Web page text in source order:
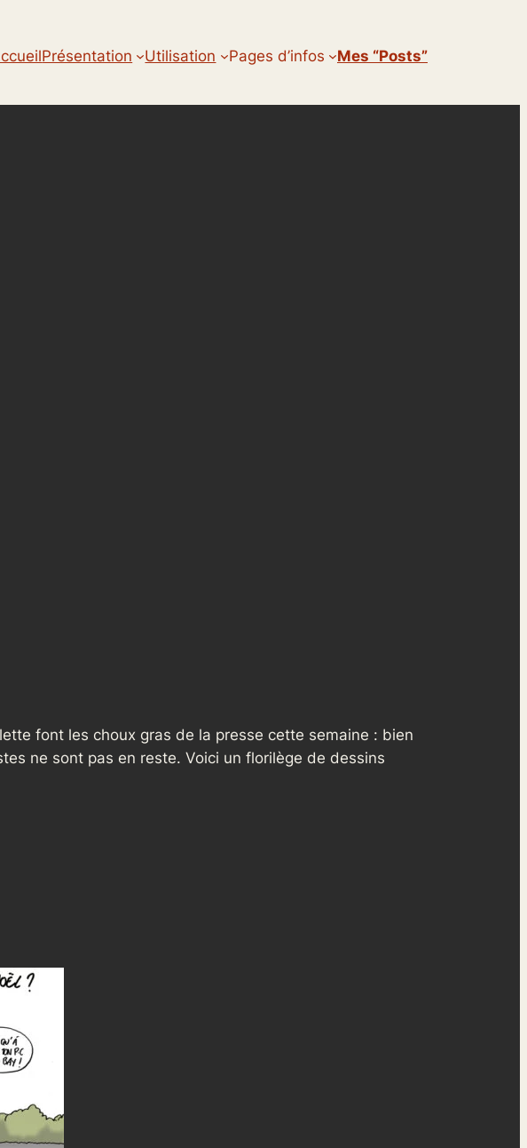
Présentation Utilisation Pages d’infos Mes “posts”
font les choux gras de la presse cette semaine : bien
ne sont pas en reste. Voici un florilège de dessins